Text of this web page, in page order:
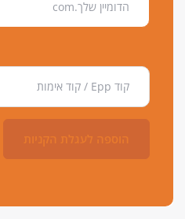
הוספה לעגלת הקניות